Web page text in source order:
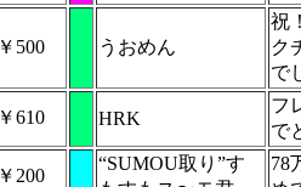
￥500 うおめん
祝
ク
で
￥610 HRK
フ
で
￥200
“SUMOU取り”す
78